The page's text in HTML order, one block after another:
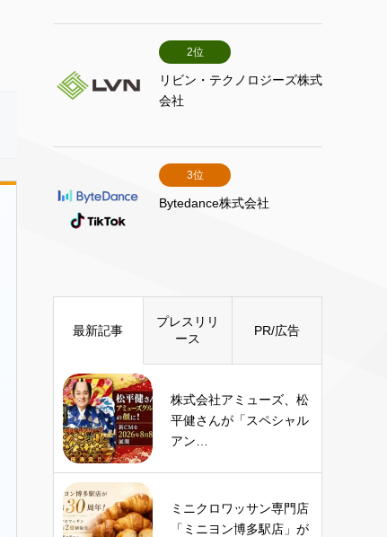
2位
リビン・テクノロジーズ株式
会社
3位
Bytedance株式会社
最新記事
プレスリリ
ース
PR/広告
株式会社アミューズ、松
平健さんが「スペシャル
アン…
ミニクロワッサン専門店
「ミニヨン博多駅店」が